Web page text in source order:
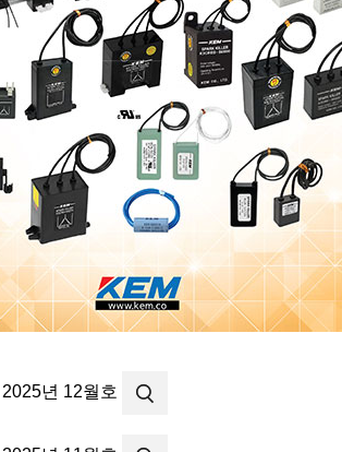
2025년 12월호